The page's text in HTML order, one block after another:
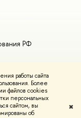
работы сайта
Более
файлов cookies
персональных
сайтом, вы
об
✖
РФ